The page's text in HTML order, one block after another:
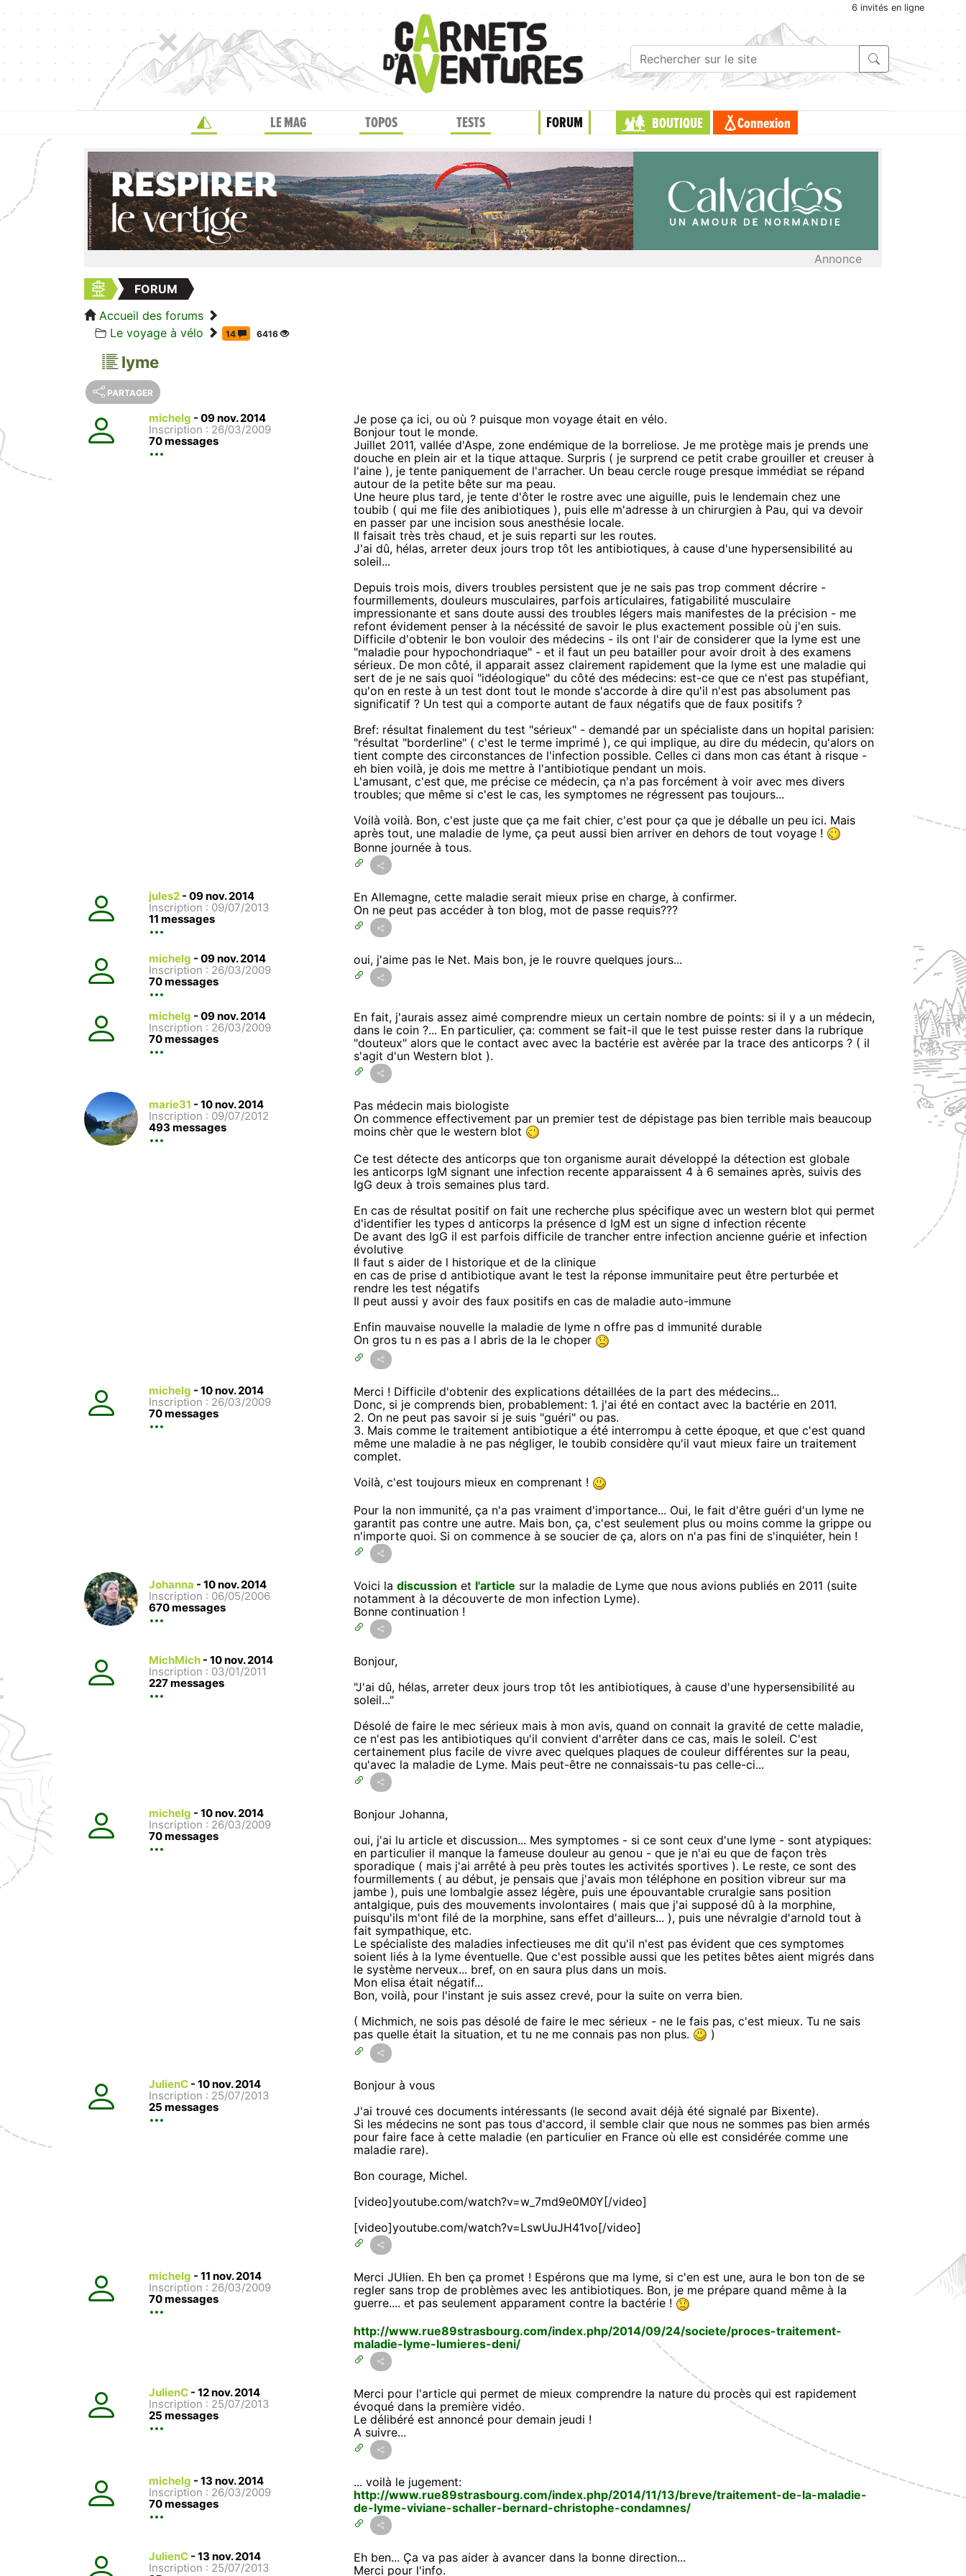
6 invités en ligne
LE MAG TOPOS TESTS FORUM BOUTIQUE Connexion
Annonce
FORUM
Accueil des forums
Le voyage à vélo
14 6416
lyme
PARTAGER
michelg - 09 nov. 2014
Inscription : 26/03/2009
70 messages
Je pose ça ici, ou où ? puisque mon voyage était en vélo.
Bonjour tout le monde.
Juillet 2011, vallée d'Aspe, zone endémique de la borreliose. Je me protège mais je prends une
douche en plein air et la tique attaque. Surpris ( je surprend ce petit crabe grouiller et creuser à
l'aine ), je tente paniquement de l'arracher. Un beau cercle rouge presque immédiat se répand
autour de la petite bête sur ma peau.
Une heure plus tard, je tente d'ôter le rostre avec une aiguille, puis le lendemain chez une
toubib ( qui me file des anibiotiques ), puis elle m'adresse à un chirurgien à Pau, qui va devoir
en passer par une incision sous anesthésie locale.
Il faisait très très chaud, et je suis reparti sur les routes.
J'ai dû, hélas, arreter deux jours trop tôt les antibiotiques, à cause d'une hypersensibilité au
soleil...
Depuis trois mois, divers troubles persistent que je ne sais pas trop comment décrire -
fourmillements, douleurs musculaires, parfois articulaires, fatigabilité musculaire
impressionante et sans doute aussi des troubles légers mais manifestes de la précision - me
refont évidement penser à la nécéssité de savoir le plus exactement possible où j'en suis.
Difficile d'obtenir le bon vouloir des médecins - ils ont l'air de considerer que la lyme est une
"maladie pour hypochondriaque" - et il faut un peu batailler pour avoir droit à des examens
sérieux. De mon côté, il apparait assez clairement rapidement que la lyme est une maladie qui
sert de je ne sais quoi "idéologique" du côté des médecins: est-ce que ce n'est pas stupéfiant,
qu'on en reste à un test dont tout le monde s'accorde à dire qu'il n'est pas absolument pas
significatif ? Un test qui a comporte autant de faux négatifs que de faux positifs ?
Bref: résultat finalement du test "sérieux" - demandé par un spécialiste dans un hopital parisien:
"résultat "borderline" ( c'est le terme imprimé ), ce qui implique, au dire du médecin, qu'alors on
tient compte des circonstances de l'infection possible. Celles ci dans mon cas étant à risque -
eh bien voilà, je dois me mettre à l'antibiotique pendant un mois.
L'amusant, c'est que, me précise ce médecin, ça n'a pas forcément à voir avec mes divers
troubles; que même si c'est le cas, les symptomes ne régressent pas toujours...
Voilà voilà. Bon, c'est juste que ça me fait chier, c'est pour ça que je déballe un peu ici. Mais
après tout, une maladie de lyme, ça peut aussi bien arriver en dehors de tout voyage !
Bonne journée à tous.
jules2 - 09 nov. 2014
Inscription : 09/07/2013
11 messages
En Allemagne, cette maladie serait mieux prise en charge, à confirmer.
On ne peut pas accéder à ton blog, mot de passe requis???
michelg - 09 nov. 2014
Inscription : 26/03/2009
70 messages
oui, j'aime pas le Net. Mais bon, je le rouvre quelques jours...
michelg - 09 nov. 2014
Inscription : 26/03/2009
70 messages
En fait, j'aurais assez aimé comprendre mieux un certain nombre de points: si il y a un médecin,
dans le coin ?... En particulier, ça: comment se fait-il que le test puisse rester dans la rubrique
"douteux" alors que le contact avec avec la bactérie est avèrée par la trace des anticorps ? ( il
s'agit d'un Western blot ).
marie31 - 10 nov. 2014
Inscription : 09/07/2012
493 messages
Pas médecin mais biologiste
On commence effectivement par un premier test de dépistage pas bien terrible mais beaucoup
moins chèr que le western blot
Ce test détecte des anticorps que ton organisme aurait développé la détection est globale
les anticorps IgM signant une infection recente apparaissent 4 à 6 semaines après, suivis des
IgG deux à trois semaines plus tard.
En cas de résultat positif on fait une recherche plus spécifique avec un western blot qui permet
d'identifier les types d anticorps la présence d IgM est un signe d infection récente
De avant des IgG il est parfois difficile de trancher entre infection ancienne guérie et infection
évolutive
Il faut s aider de l historique et de la clinique
en cas de prise d antibiotique avant le test la réponse immunitaire peut être perturbée et
rendre les test négatifs
Il peut aussi y avoir des faux positifs en cas de maladie auto-immune
Enfin mauvaise nouvelle la maladie de lyme n offre pas d immunité durable
On gros tu n es pas a l abris de la le choper
michelg - 10 nov. 2014
Inscription : 26/03/2009
70 messages
Merci ! Difficile d'obtenir des explications détaillées de la part des médecins...
Donc, si je comprends bien, probablement: 1. j'ai été en contact avec la bactérie en 2011.
2. On ne peut pas savoir si je suis "guéri" ou pas.
3. Mais comme le traitement antibiotique a été interrompu à cette époque, et que c'est quand
même une maladie à ne pas négliger, le toubib considère qu'il vaut mieux faire un traitement
complet.
Voilà, c'est toujours mieux en comprenant !
Pour la non immunité, ça n'a pas vraiment d'importance... Oui, le fait d'être guéri d'un lyme ne
garantit pas contre une autre. Mais bon, ça, c'est seulement plus ou moins comme la grippe ou
n'importe quoi. Si on commence à se soucier de ça, alors on n'a pas fini de s'inquiéter, hein !
Johanna - 10 nov. 2014
Inscription : 06/05/2006
670 messages
Voici la discussion et l'article sur la maladie de Lyme que nous avions publiés en 2011 (suite
notamment à la découverte de mon infection Lyme).
Bonne continuation !
MichMich - 10 nov. 2014
Inscription : 03/01/2011
227 messages
Bonjour,
"J'ai dû, hélas, arreter deux jours trop tôt les antibiotiques, à cause d'une hypersensibilité au
soleil..."
Désolé de faire le mec sérieux mais à mon avis, quand on connait la gravité de cette maladie,
ce n'est pas les antibiotiques qu'il convient d'arrêter dans ce cas, mais le soleil. C'est
certainement plus facile de vivre avec quelques plaques de couleur différentes sur la peau,
qu'avec la maladie de Lyme. Mais peut-être ne connaissais-tu pas celle-ci...
michelg - 10 nov. 2014
Inscription : 26/03/2009
70 messages
Bonjour Johanna,
oui, j'ai lu article et discussion... Mes symptomes - si ce sont ceux d'une lyme - sont atypiques:
en particulier il manque la fameuse douleur au genou - que je n'ai eu que de façon très
sporadique ( mais j'ai arrêté à peu près toutes les activités sportives ). Le reste, ce sont des
fourmillements ( au début, je pensais que j'avais mon téléphone en position vibreur sur ma
jambe ), puis une lombalgie assez légère, puis une épouvantable cruralgie sans position
antalgique, puis des mouvements involontaires ( mais que j'ai supposé dû à la morphine,
puisqu'ils m'ont filé de la morphine, sans effet d'ailleurs... ), puis une névralgie d'arnold tout à
fait sympathique, etc.
Le spécialiste des maladies infectieuses me dit qu'il n'est pas évident que ces symptomes
soient liés à la lyme éventuelle. Que c'est possible aussi que les petites bêtes aient migrés dans
le système nerveux... bref, on en saura plus dans un mois.
Mon elisa était négatif...
Bon, voilà, pour l'instant je suis assez crevé, pour la suite on verra bien.
( Michmich, ne sois pas désolé de faire le mec sérieux - ne le fais pas, c'est mieux. Tu ne sais
pas quelle était la situation, et tu ne me connais pas non plus.
)
JulienC - 10 nov. 2014
Inscription : 25/07/2013
25 messages
Bonjour à vous
J'ai trouvé ces documents intéressants (le second avait déjà été signalé par Bixente).
Si les médecins ne sont pas tous d'accord, il semble clair que nous ne sommes pas bien armés
pour faire face à cette maladie (en particulier en France où elle est considérée comme une
maladie rare).
Bon courage, Michel.
[video]youtube.com/watch?v=w_7md9e0M0Y[/video]
[video]youtube.com/watch?v=LswUuJH41vo[/video]
michelg - 11 nov. 2014
Inscription : 26/03/2009
70 messages
Merci JUlien. Eh ben ça promet ! Espérons que ma lyme, si c'en est une, aura le bon ton de se
regler sans trop de problèmes avec les antibiotiques. Bon, je me prépare quand même à la
guerre.... et pas seulement apparament contre la bactérie !
http://www.rue89strasbourg.com/index.php/2014/09/24/societe/proces-traitement-
maladie-lyme-lumieres-deni/
JulienC - 12 nov. 2014
Inscription : 25/07/2013
25 messages
Merci pour l'article qui permet de mieux comprendre la nature du procès qui est rapidement
évoqué dans la première vidéo.
Le délibéré est annoncé pour demain jeudi !
A suivre...
michelg - 13 nov. 2014
Inscription : 26/03/2009
70 messages
... voilà le jugement:
http://www.rue89strasbourg.com/index.php/2014/11/13/breve/traitement-de-la-maladie-
de-lyme-viviane-schaller-bernard-christophe-condamnes/
JulienC - 13 nov. 2014
Inscription : 25/07/2013
Eh ben... Ça va pas aider à avancer dans la bonne direction...
Merci pour l'info.